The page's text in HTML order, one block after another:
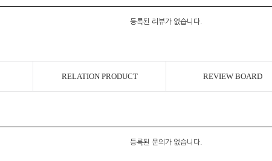
등록된 리뷰가 없습니다.
RELATION PRODUCT REVIEW BOARD
등록된 문의가 없습니다.